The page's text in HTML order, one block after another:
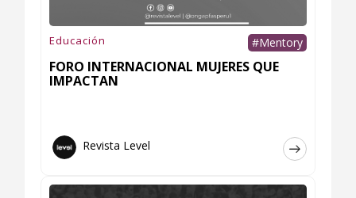
Educación #Mentory
FORO INTERNACIONAL MUJERES QUE
IMPACTAN
Revista Level